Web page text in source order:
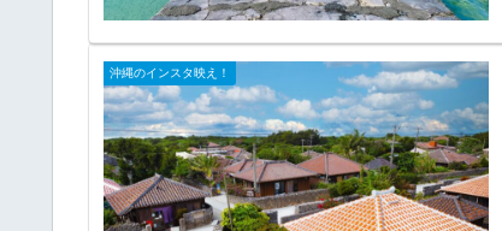
沖縄のインスタ映え！